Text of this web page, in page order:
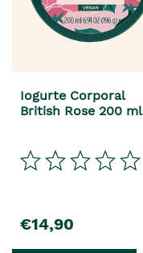
Iogurte Corporal
British Rose 200 ml
€14,90